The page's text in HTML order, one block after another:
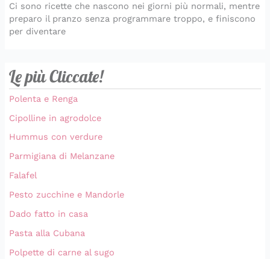
Ci sono ricette che nascono nei giorni più normali, mentre
preparo il pranzo senza programmare troppo, e finiscono
per diventare
Le più Cliccate!
Polenta e Renga
Cipolline in agrodolce
Hummus con verdure
Parmigiana di Melanzane
Falafel
Pesto zucchine e Mandorle
Dado fatto in casa
Pasta alla Cubana
Polpette di carne al sugo